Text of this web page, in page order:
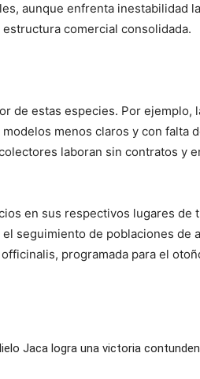
aunque enfrenta inestabilidad
comercial consolidada.
de estas especies. Por ejemplo,
menos claros y con falta
laboran sin contratos y
en sus respectivos lugares de
seguimiento de poblaciones de
programada para el
Jaca logra una victoria